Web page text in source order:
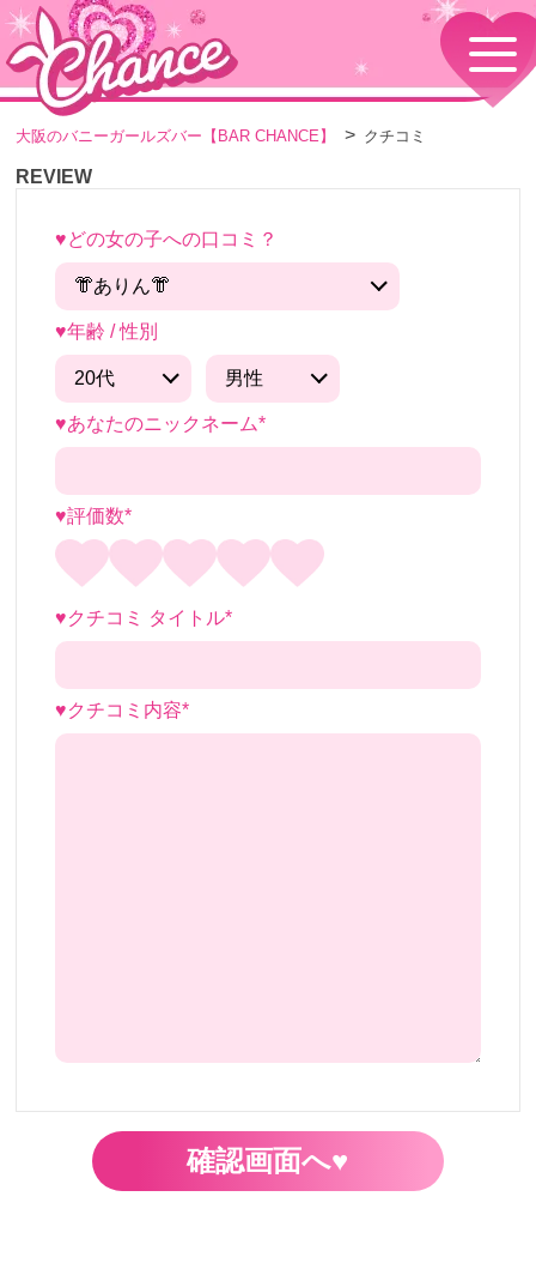
HOME
TOPページ
コンセプト
女の子情報
GALLERY
動画・ダイアリーフォト
イベント情報
SHOP
VISITORS TO JAPAN
RECRUIT
大阪のバニーガールズバー【BAR CHANCE】 クチコミ
REVIEW
♥どの女の子への口コミ？
♥年齢 / 性別
♥あなたのニックネーム*
♥評価数*
♥クチコミ タイトル*
♥クチコミ内容*
確認画面へ♥